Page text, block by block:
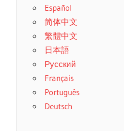
Español
简体中文
繁體中文
日本語
Русский
Français
Português
Deutsch